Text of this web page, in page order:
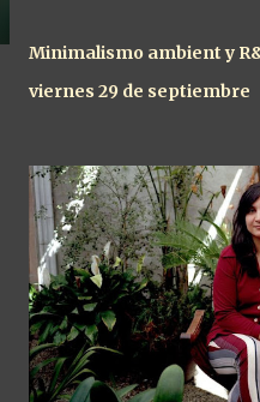
Minimalismo ambient y
viernes 29 de septiembre